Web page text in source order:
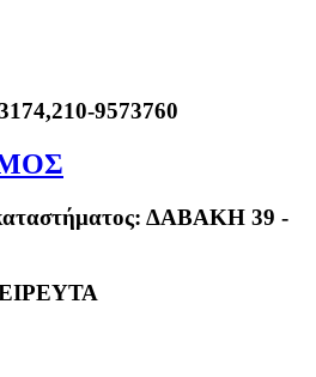
9573760
ΔΑΒΑΚΗ 39 -